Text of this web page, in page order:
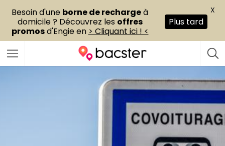
Besoin d'une borne de rechargeà
domicile ? Découvrez les offres
promosd'Engie en > Cliquant ici ! <
Plus tard
X